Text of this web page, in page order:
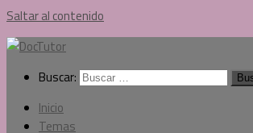
Saltar al contenido
Buscar:
Inicio
Temas